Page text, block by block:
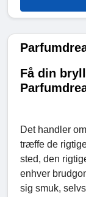
Få din
Det handler
træffe de
sted, den
enhver
sig smuk,